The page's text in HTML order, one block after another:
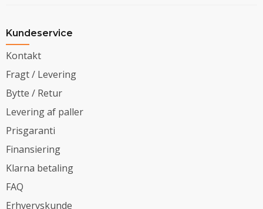
Kundeservice
Kontakt
Fragt / Levering
Bytte / Retur
Levering af paller
Prisgaranti
Finansiering
Klarna betaling
FAQ
Erhvervskunde